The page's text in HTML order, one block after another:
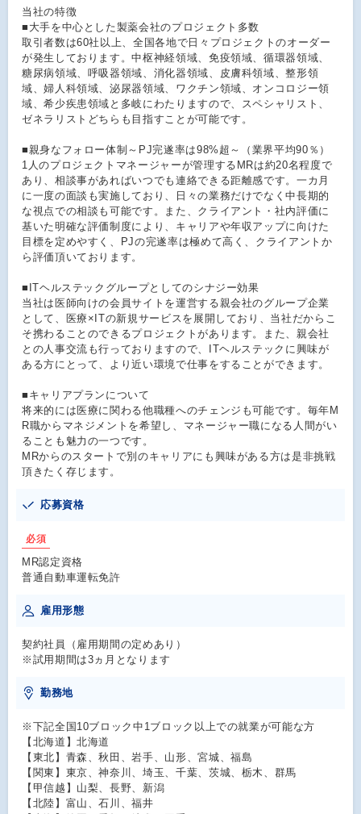
当社の特徴
■大手を中心とした製薬会社のプロジェクト多数
取引者数は60社以上、全国各地で日々プロジェクトのオーダー
が発生しております。中枢神経領域、免疫領域、循環器領域、
糖尿病領域、呼吸器領域、消化器領域、皮膚科領域、整形領
域、婦人科領域、泌尿器領域、ワクチン領域、オンコロジー領
域、希少疾患領域と多岐にわたりますので、スペシャリスト、
ゼネラリストどちらも目指すことが可能です。
■親身なフォロー体制～PJ完遂率は98%超～（業界平均90％）
1人のプロジェクトマネージャーが管理するMRは約20名程度で
あり、相談事があればいつでも連絡できる距離感です。一カ月
に一度の面談も実施しており、日々の業務だけでなく中長期的
な視点での相談も可能です。また、クライアント・社内評価に
基いた明確な評価制度により、キャリアや年収アップに向けた
目標を定めやすく、PJの完遂率は極めて高く、クライアントか
ら評価頂いております。
■ITヘルステックグループとしてのシナジー効果
当社は医師向けの会員サイトを運営する親会社のグループ企業
として、医療×ITの新規サービスを展開しており、当社だからこ
そ携わることのできるプロジェクトがあります。また、親会社
との人事交流も行っておりますので、ITヘルステックに興味が
ある方にとって、より近い環境で仕事をすることができます。
■キャリアプランについて
将来的には医療に関わる他職種へのチェンジも可能です。毎年M
R職からマネジメントを希望し、マネージャー職になる人間がい
ることも魅力の一つです。
MRからのスタートで別のキャリアにも興味がある方は是非挑戦
頂きたく存じます。
応募資格
必須
MR認定資格
普通自動車運転免許
雇用形態
契約社員（雇用期間の定めあり）
※試用期間は3ヵ月となります
勤務地
※下記全国10ブロック中1ブロック以上での就業が可能な方
【北海道】北海道
【東北】青森、秋田、岩手、山形、宮城、福島
【関東】東京、神奈川、埼玉、千葉、茨城、栃木、群馬
【甲信越】山梨、長野、新潟
【北陸】富山、石川、福井